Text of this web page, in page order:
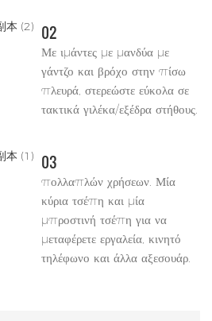
02
Με ιμάντες με μανδύα με
γάντζο και βρόχο στην πίσω
πλευρά, στερεώστε εύκολα σε
τακτικά γιλέκα/εξέδρα στήθους.
03
πολλαπλών χρήσεων. Μία
κύρια τσέπη και μία
μπροστινή τσέπη για να
μεταφέρετε εργαλεία, κινητό
τηλέφωνο και άλλα αξεσουάρ.